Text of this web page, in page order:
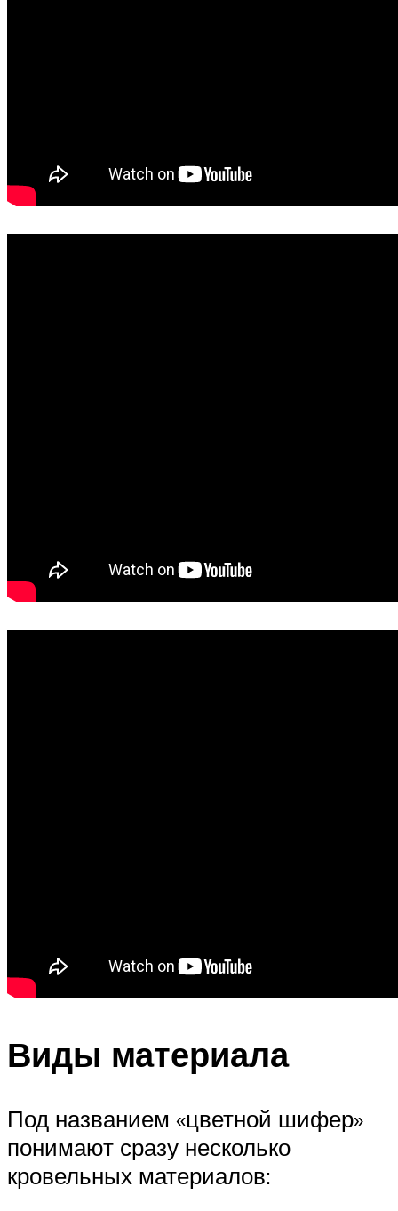
Виды материала
Под названием «цветной шифер»
понимают сразу несколько
кровельных материалов: